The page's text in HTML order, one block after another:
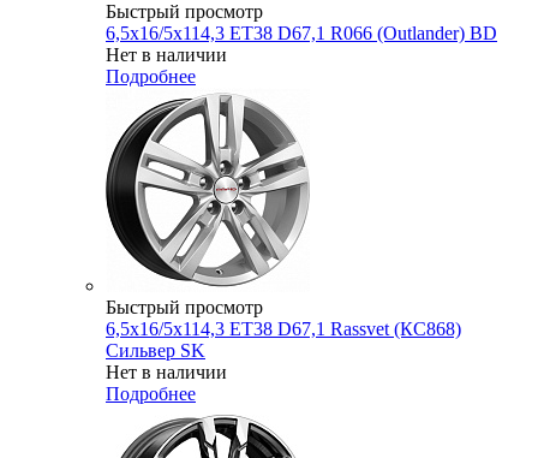
Быстрый просмотр
6,5x16/5x114,3 ET38 D67,1 R066 (Outlander) BD
Нет в наличии
Подробнее
Быстрый просмотр
6,5x16/5x114,3 ET38 D67,1 Rassvet (КС868)
Сильвер SK
Нет в наличии
Подробнее